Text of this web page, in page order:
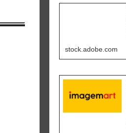
stock.adobe.com